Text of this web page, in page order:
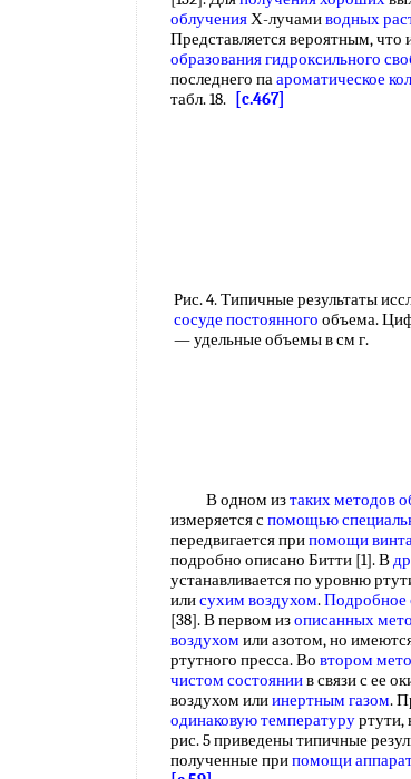
облученияХ-лучамиводных
Представляется вероятным, что
образования гидроксильного
последнего паароматическое
табл. 18.
[c.467]
Рис. 4. Типичные результаты
сосуде постоянного объема.
— удельные объемы в см г.
В одном изтаких методов
измеряется спомощью
передвигается припомощи
подробно описано Битти [1]. В
устанавливается по уровню
илисухим воздухом.Подробное
[38]. В первом изописанных
воздухом или азотом, но
ртутного пресса. Во втором
чистом состояниив связи с ее
воздухом илиинертным газом.
одинаковую температуруртути,
рис. 5 приведены типичные
полученные припомощи